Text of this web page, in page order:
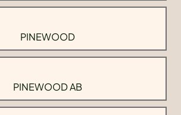
PINEWOOD
PINEWOOD AB